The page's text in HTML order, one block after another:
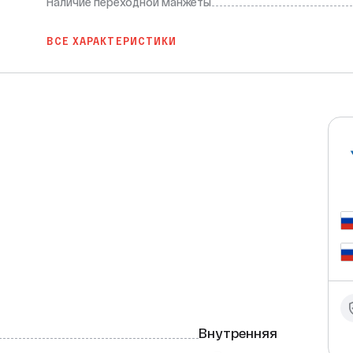
ВСЕ ХАРАКТЕРИСТИКИ
RTP — это
обеспечивают долгий срок службы
Внутренняя